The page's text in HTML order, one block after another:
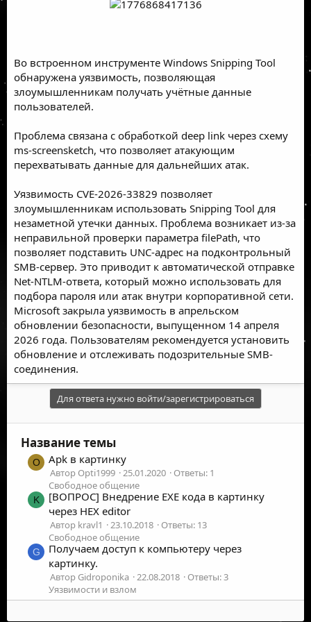
Во встроенном инструменте Windows Snipping Tool
обнаружена уязвимость, позволяющая
злоумышленникам получать учётные данные
пользователей.
Проблема связана с обработкой deep link через схему
ms-screensketch, что позволяет атакующим
перехватывать данные для дальнейших атак.
Уязвимость CVE-2026-33829 позволяет
злоумышленникам использовать Snipping Tool для
незаметной утечки данных. Проблема возникает из-за
неправильной проверки параметра filePath, что
позволяет подставить UNC-адрес на подконтрольный
SMB-сервер. Это приводит к автоматической отправке
Net-NTLM-ответа, который можно использовать для
подбора пароля или атак внутри корпоративной сети.
Microsoft закрыла уязвимость в апрельском
обновлении безопасности, выпущенном 14 апреля
2026 года. Пользователям рекомендуется установить
обновление и отслеживать подозрительные SMB-
соединения.
Для ответа нужно войти/зарегистрироваться
Название темы
O Apk в картинку
Автор Opti1999 25.01.2020
Ответы: 1
Свободное общение
K
[ВОПРОС] Внедрение EXE кода в картинку
через HEX editor
Автор kravl1 23.10.2018
Ответы: 13
Свободное общение
G
Получаем доступ к компьютеру через
картинку.
Автор Gidroponika 22.08.2018
Ответы: 3
Уязвимости и взлом